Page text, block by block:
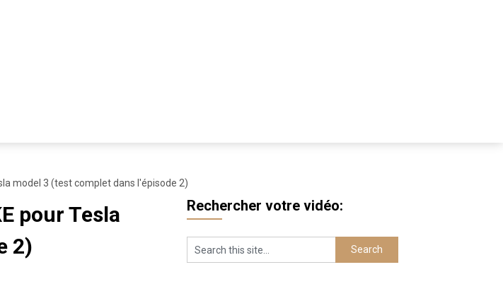
model 3 (test complet dans l'épisode 2)
pour Tesla
2)
Rechercher votre vidéo: